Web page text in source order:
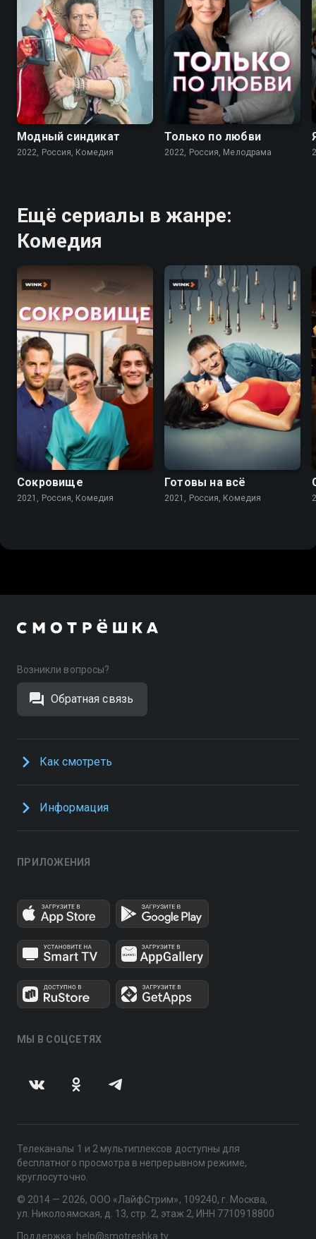
7.6
Модный синдикат
2022, Россия, Комедия
Только по любви
2022, Россия, Мелодрама
Ещё сериалы в жанре:
Комедия
7.3
Сокровище
2021, Россия, Комедия
7.5
Готовы на всё
2021, Россия, Комедия
Возникли вопросы?
Обратная связь
Как смотреть
Информация
ПРИЛОЖЕНИЯ
МЫ В СОЦСЕТЯХ
Телеканалы 1 и 2 мультиплексов доступны для
бесплатного просмотра в непрерывном режиме,
круглосуточно.
© 2014 — 2026, ООО «ЛайфСтрим», 109240, г. Москва,
ул. Николоямская, д. 13, стр. 2, этаж 2, ИНН 7710918800
Поддержка: help@smotreshka.tv